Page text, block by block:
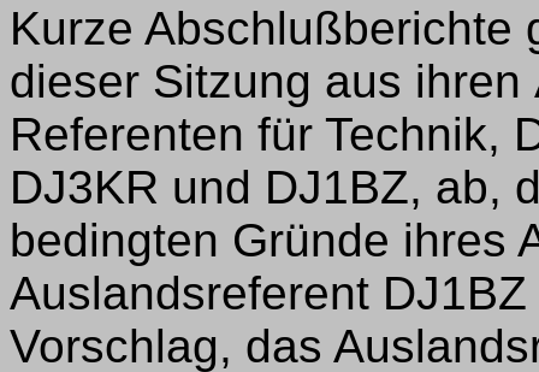
Kurze Abschlußberichte
dieser Sitzung aus
Referenten für Technik,
DJ3KR und DJ1BZ, ab,
bedingten Gründe ihres
Auslandsreferent
Vorschlag, das